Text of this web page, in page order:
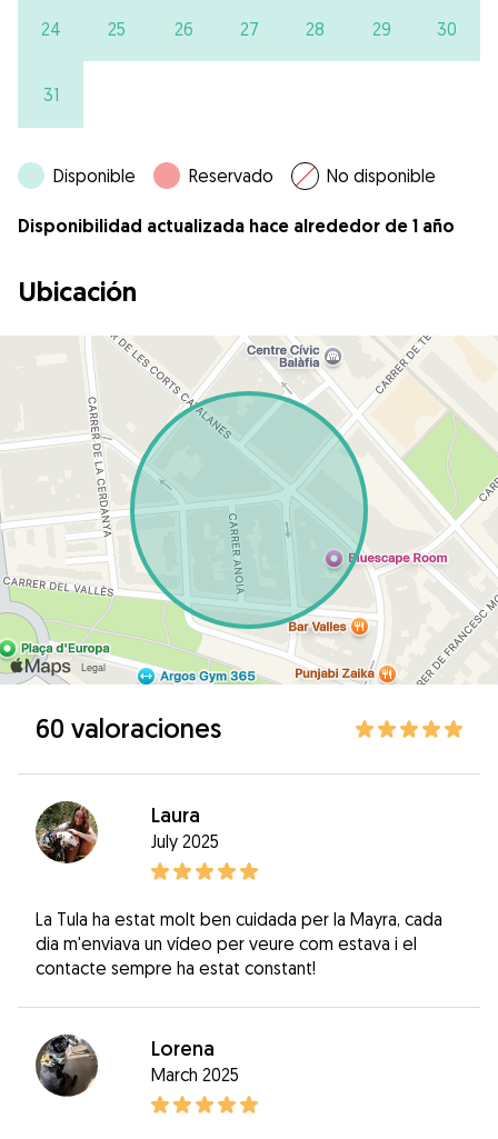
24 25 26 27 28 29 30
31
Disponible Reservado No disponible
Disponibilidad actualizada hace alrededor de 1 año
Ubicación
60 valoraciones
Laura
July 2025
La Tula ha estat molt ben cuidada per la Mayra, cada
dia m'enviava un vídeo per veure com estava i el
contacte sempre ha estat constant!
Lorena
March 2025